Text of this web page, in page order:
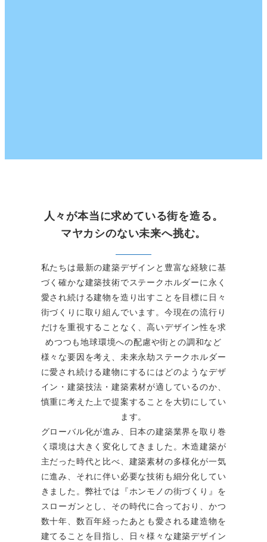
人々が本当に求めている街を造る。
マヤカシのない未来へ挑む。
私たちは最新の建築デザインと豊富な経験に基
づく確かな建築技術でステークホルダーに永く
愛され続ける建物を造り出すことを目標に日々
街づくりに取り組んでいます。今現在の流行り
だけを重視することなく、高いデザイン性を求
めつつも地球環境への配慮や街との調和など
様々な要因を考え、未来永劫ステークホルダー
に愛され続ける建物にするにはどのようなデザ
イン・建築技法・建築素材が適しているのか、
慎重に考えた上で提案することを大切にしてい
ます。
グローバル化が進み、日本の建築業界を取り巻
く環境は大きく変化してきました。木造建築が
主だった時代と比べ、建築素材の多様化が一気
に進み、それに伴い必要な技術も細分化してい
きました。弊社では『ホンモノの街づくり』を
スローガンとし、その時代に合っており、かつ
数十年、数百年経ったあとも愛される建造物を
建てることを目指し、日々様々な建築デザイン